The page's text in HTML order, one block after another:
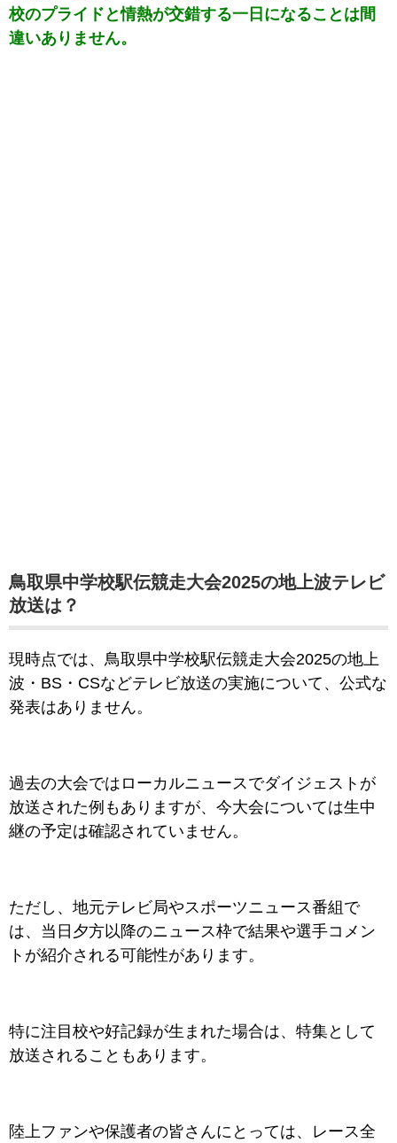
校のプライドと情熱が交錯する一日になることは間
違いありません。
鳥取県中学校駅伝競走大会2025の地上波テレビ
放送は？
現時点では、鳥取県中学校駅伝競走大会2025の地上
波・BS・CSなどテレビ放送の実施について、公式な
発表はありません。
過去の大会ではローカルニュースでダイジェストが
放送された例もありますが、今大会については生中
継の予定は確認されていません。
ただし、地元テレビ局やスポーツニュース番組で
は、当日夕方以降のニュース枠で結果や選手コメン
トが紹介される可能性があります。
特に注目校や好記録が生まれた場合は、特集として
放送されることもあります。
陸上ファンや保護者の皆さんにとっては、レース全